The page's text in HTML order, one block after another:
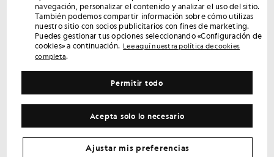
pedido
Regístrate para disfrutar de ofertas exclusivas para socios,
acceso anticipado y recompensas.
Al registrarte, confirmas que has leído y aceptas nuestra
Preferencias de cookies
Facebook
Instagram
YouTube
TikTok
navegación, personalizar el contenido y analizar el uso del sitio.
También podemos compartir información sobre cómo utilizas
nuestro sitio con socios publicitarios con fines de marketing.
Puedes gestionar tus opciones seleccionando «Configuración de
cookies» a continuación. Lee aquí nuestra política de cookies
completa.
Acepta solo lo necesario
Permitir todo
Ajustar mis preferencias